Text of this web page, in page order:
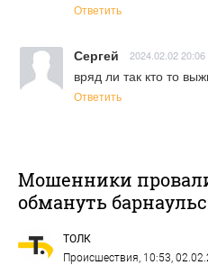
Ответить
Сергей 2024.02.02 20:06
вряд ли так кто то
Ответить
Мошенники
обмануть
ТОЛК
Происшествия , 10:53,